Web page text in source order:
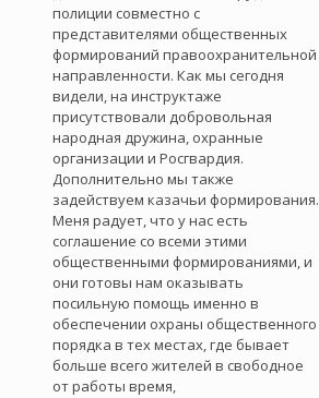
полиции совместно с
представителями общественных
формирований правоохранительной
направленности. Как мы сегодня
видели, на инструктаже
присутствовали добровольная
народная дружина, охранные
организации и Росгвардия.
Дополнительно мы также
задействуем казачьи формирования.
Меня радует, что у нас есть
соглашение со всеми этими
общественными формированиями, и
они готовы нам оказывать
посильную помощь именно в
обеспечении охраны общественного
порядка в тех местах, где бывает
больше всего жителей в свободное
от работы время,